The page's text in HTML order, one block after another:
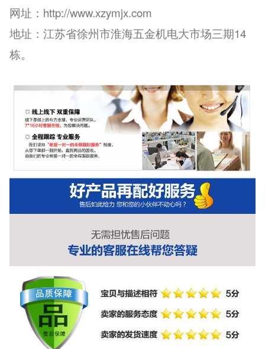
网址： http://www.xzymjx.com
地址： 江苏省徐州市淮海五金机电大市场三期14
栋。